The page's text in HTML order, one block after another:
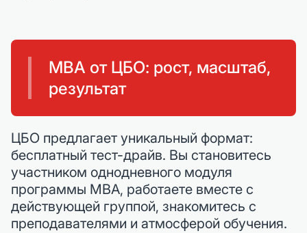
MBA от ЦБО: рост, масштаб,
результат
ЦБО предлагает уникальный формат:
бесплатный тест-драйв. Вы становитесь
участником однодневного модуля
программы MBA, работаете вместе с
действующей группой, знакомитесь с
преподавателями и атмосферой обучения.